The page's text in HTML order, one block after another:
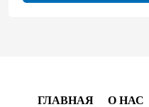
программу "зеленой
ГЛАВНАЯ О НАС